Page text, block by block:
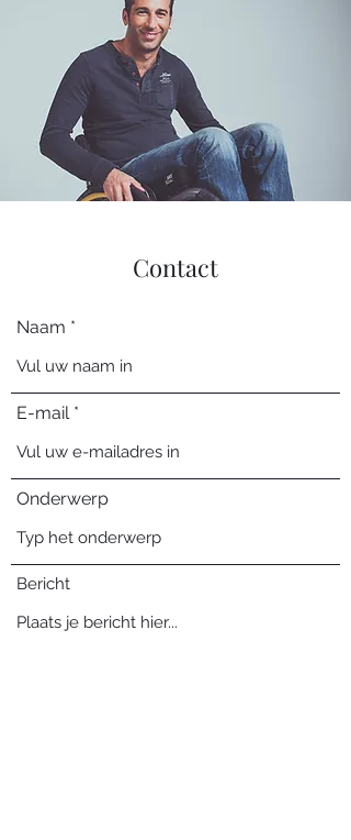
Contact
Naam
E-mail
Onderwerp
Bericht